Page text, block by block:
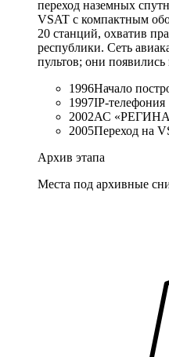
переход наземных
VSAT с компактным
20 станций, охватив
республики. Сеть
пультов; они
1996Начало
1997IP-телефония
2002АС
2005Переход на
Архив этапа
Места под архивные